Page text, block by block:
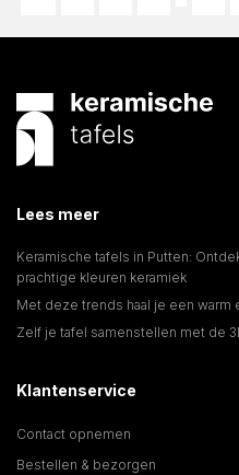
Lees meer
Keramische tafels in Putten:
prachtige kleuren keramiek
Met deze trends haal je een warm
Zelf je tafel samenstellen met de
Klantenservice
Contact opnemen
Bestellen & bezorgen